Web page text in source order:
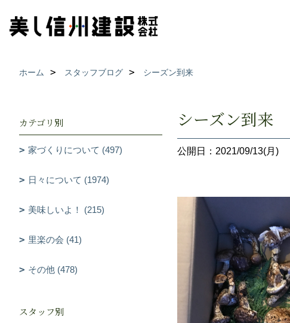
ホーム スタッフブログ シーズン到来
シーズン到来
公開日：2021/09/13(月)
カテゴリ別
家づくりについて (497)
日々について (1974)
美味しいよ！ (215)
里楽の会 (41)
その他 (478)
スタッフ別